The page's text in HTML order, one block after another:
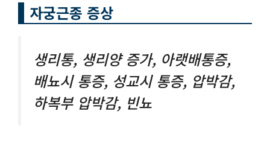
자궁근종 증상
생리통, 생리양 증가, 아랫배통증,
배뇨시 통증, 성교시 통증, 압박감,
하복부 압박감, 빈뇨